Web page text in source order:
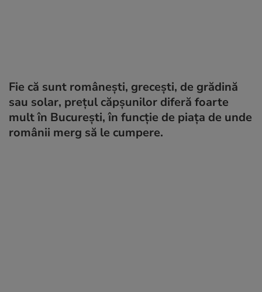
Fie că sunt românești, grecești, de grădină
sau solar, prețul căpșunilor diferă foarte
mult în București, în funcție de piața de unde
românii merg să le cumpere.